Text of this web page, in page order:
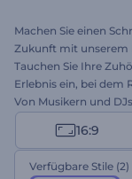
Machen Sie einen
Zukunft mit unserem
Tauchen Sie Ihre
Erlebnis ein, bei dem
Von Musikern und
Vorlage ein Muss für
Laden Sie Ihren
und des Künstlers
Leben erwecken.
16:9
Verfügbare Stile (2)